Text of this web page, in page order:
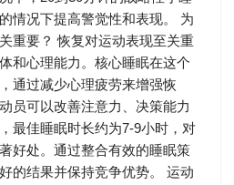
情况下提高警觉性和表现。 为
重要？ 恢复对运动表现至关重
和心理能力。核心睡眠在这个
通过减少心理疲劳来增强恢
员可以改善注意力、决策能力
最佳睡眠时长约为7-9小时，对
好处。通过整合有效的睡眠策
的结果并保持竞争优势。 运动